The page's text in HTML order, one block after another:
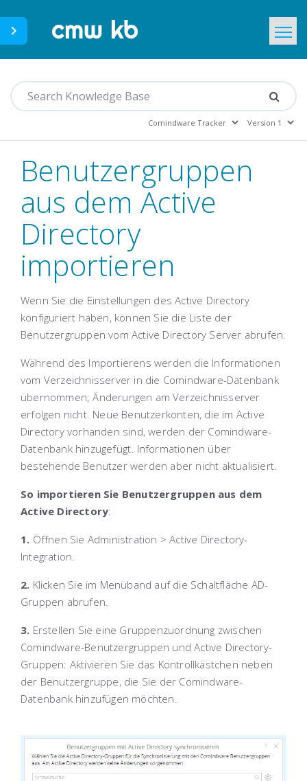
Benutzergruppen
aus dem Active
Directory
importieren
Wenn Sie die Einstellungen des Active Directory
konfiguriert haben, können Sie die Liste der
Benutzergruppen vom Active Directory Server abrufen.
Während des Importierens werden die Informationen
vom Verzeichnisserver in die Comindware-Datenbank
übernommen; Änderungen am Verzeichnisserver
erfolgen nicht. Neue Benutzerkonten, die im Active
Directory vorhanden sind, werden der Comindware-
Datenbank hinzugefügt. Informationen über
bestehende Benutzer werden aber nicht aktualisiert.
So importieren Sie Benutzergruppen aus dem
Active Directory:
1. Öffnen Sie Administration > Active Directory-
Integration.
2. Klicken Sie im Menüband auf die Schaltfläche AD-
Gruppen abrufen.
3. Erstellen Sie eine Gruppenzuordnung zwischen
Comindware-Benutzergruppen und Active Directory-
Gruppen: Aktivieren Sie das Kontrollkästchen neben
der Benutzergruppe, die Sie der Comindware-
Datenbank hinzufügen möchten.